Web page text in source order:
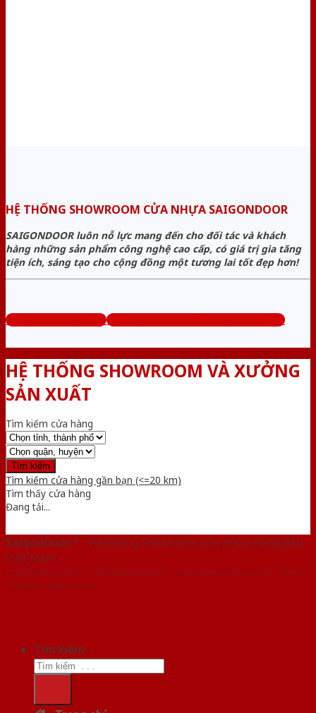
HỆ THỐNG SHOWROOM CỬA NHỰA SAIGONDOOR
SAIGONDOOR luôn nỗ lực mang đến cho đối tác và khách
hàng những sản phẩm công nghệ cao cấp, có giá trị gia tăng
tiện ích, sáng tạo cho cộng đồng một tương lai tốt đẹp hơn!
www.cuanhuago.com Tổng đài tư vấn miễn phí: 0824.400.400
HỆ THỐNG SHOWROOM VÀ XƯỞNG
SẢN XUẤT
Tìm kiếm cửa hàng
Tìm kiếm cửa hàng gần bạn (<=20 km)
Tìm thấy cửa hàng
Đang tải...
SaigonDoor™ - Hệ thống Showroom cửa nhựa hàng đầu
Việt Nam
Copyright ⓒ 2016 – 2026 SaigonDoor™ - www.bancuanhua.com | Đơn vị
chủ quản SaigonDoor
Tìm kiếm: